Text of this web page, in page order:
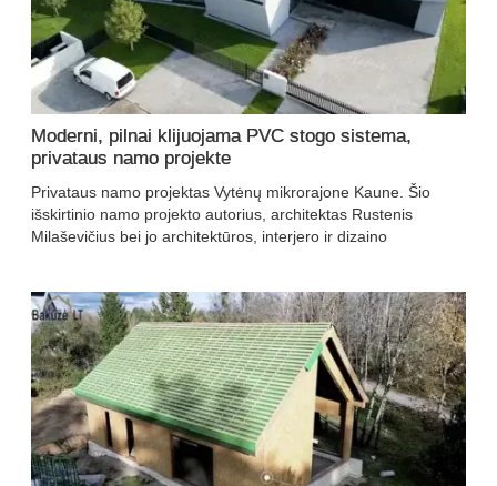
Moderni, pilnai klijuojama PVC stogo sistema,
privataus namo projekte
Privataus namo projektas Vytėnų mikrorajone Kaune. Šio
išskirtinio namo projekto autorius, architektas Rustenis
Milaševičius bei jo architektūros, interjero ir dizaino